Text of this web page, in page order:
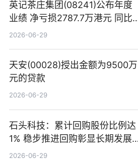
英记茶庄集团(08241)公布年度
业绩 净亏损2787.7万港元 同比
扩大65.15% 焦点速读
2026-06-29
天安(00028)授出金额为9500万
元的贷款
2026-06-29
石头科技：累计回购股份比例达
1% 稳步推进回购彰显长期发展
信心 新动态
2026-06-29